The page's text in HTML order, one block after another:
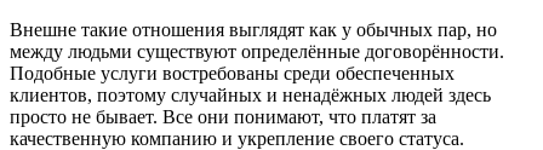
Внешне такие отношения выглядят как у обычных пар, но
между людьми существуют определённые договорённости.
Подобные услуги востребованы среди обеспеченных
клиентов, поэтому случайных и ненадёжных людей здесь
просто не бывает. Все они понимают, что платят за
качественную компанию и укрепление своего статуса.